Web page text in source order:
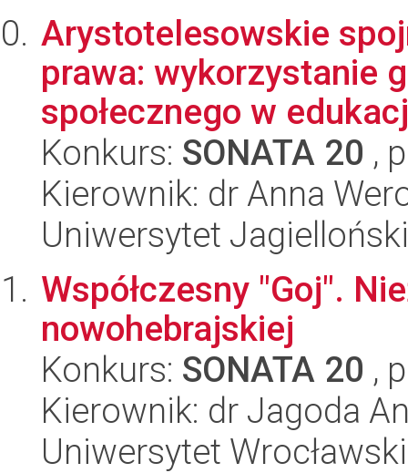
Arystotelesowskie
prawa: wykorzystanie
społecznego w
Konkurs: SONATA 20 ,
Kierownik: dr Anna
Uniwersytet Jagielloński
Współczesny "Goj".
nowohebrajskiej
Konkurs: SONATA 20 ,
Kierownik: dr Jagoda
Uniwersytet Wrocławski